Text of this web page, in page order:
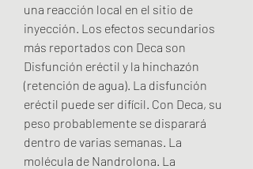
una reacción local en el sitio de
inyección. Los efectos secundarios
más reportados con Deca son
Disfunción eréctil y la hinchazón
(retención de agua). La disfunción
eréctil puede ser difícil. Con Deca, su
peso probablemente se disparará
dentro de varias semanas. La
molécula de Nandrolona. La